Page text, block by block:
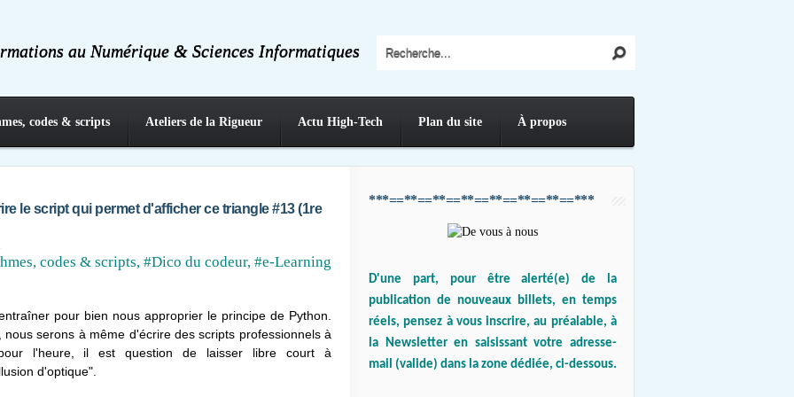
au Numérique & Sciences Informatiques
codes & scripts Ateliers de la Rigueur Actu High-Tech Plan du site À propos
le script qui permet d'afficher ce triangle #13 (1re
codes & scripts, #Dico du codeur, #e-Learning
pour bien nous approprier le principe de Python.
serons à même d'écrire des scripts professionnels à
l'heure, il est question de laisser libre court à
d'optique".
***==**==**==**==**==**==**==***
D'une part, pour être alerté(e) de la
publication de nouveaux billets, en temps
réels, pensez à vous inscrire, au préalable, à
la Newsletter en saisissant votre adresse-
mail (valide) dans la zone dédiée, ci-dessous.